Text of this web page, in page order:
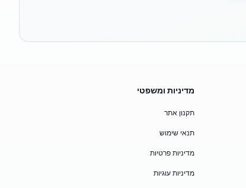
מדיניות ומשפטי
תקנון אתר
תנאי שימוש
מדיניות פרטיות
מדיניות עוגיות